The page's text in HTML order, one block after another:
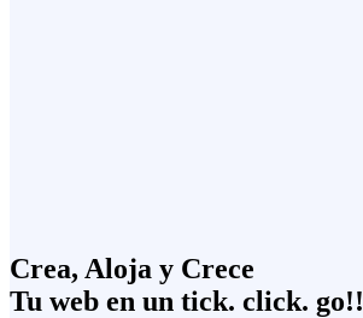
Crea, Aloja y Crece
Tu web en un tick. click. go!!